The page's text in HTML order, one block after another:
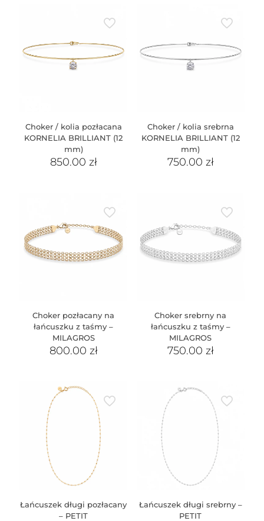
Choker / kolia pozłacana
KORNELIA BRILLIANT (12
mm)
850.00 zł
Choker / kolia srebrna
KORNELIA BRILLIANT (12
mm)
750.00 zł
Choker pozłacany na
łańcuszku z taśmy –
MILAGROS
800.00 zł
Choker srebrny na
łańcuszku z taśmy –
MILAGROS
750.00 zł
Łańcuszek długi pozłacany
– PETIT
Łańcuszek długi srebrny –
PETIT